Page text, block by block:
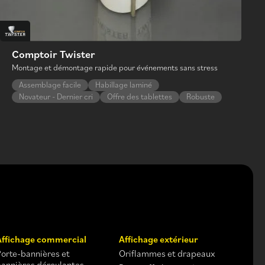
Comptoir Twister
Montage et démontage rapide pour événements sans stress
Assemblage facile
Habillage laminé
Novateur - Dernier cri
Offre des tablettes Robuste
commercial
bannières et
Affichage extérieur
Oriflammes et drapeaux